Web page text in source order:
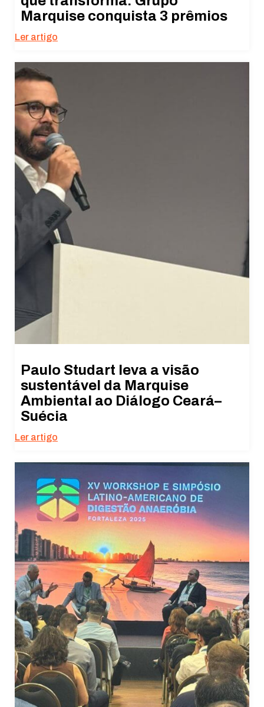
Marquise conquista 3 prêmios
Ler artigo
Paulo Studart leva a visão
sustentável da Marquise
Ambiental ao Diálogo Ceará–
Suécia
Ler artigo